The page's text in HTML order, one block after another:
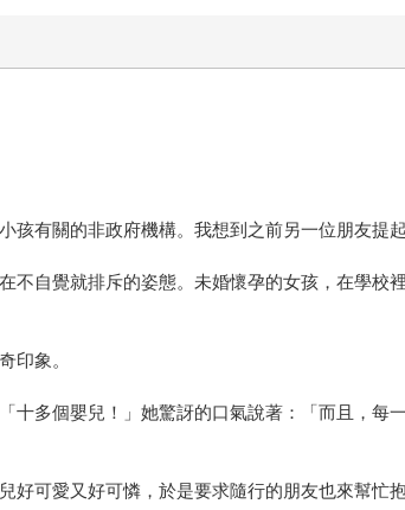
有關的非政府機構。我想到之前另一位朋友提
不自覺就排斥的姿態。未婚懷孕的女孩，在學校
印象。
十多個嬰兒！」她驚訝的口氣說著：「而且，每
可愛又好可憐，於是要求隨行的朋友也來幫忙抱